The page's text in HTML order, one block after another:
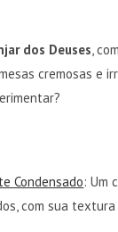
dos Deuses ,
cremosas e
Condensado: Um
com sua